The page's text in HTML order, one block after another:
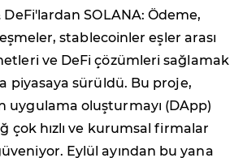
DeFi'lardan SOLANA: Ödeme,
stablecoinler eşler arası
ve DeFi çözümleri sağlamak
piyasaya sürüldü. Bu proje,
uygulama oluşturmayı (DApp)
çok hızlı ve kurumsal firmalar
Eylül ayından bu yana